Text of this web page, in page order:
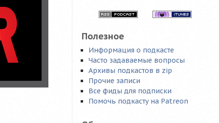
Полезное
Информация о подкасте
Часто задаваемые вопросы
Архивы подкастов в zip
Прочие записи
Все фиды для подписки
Помочь подкасту на Patreon